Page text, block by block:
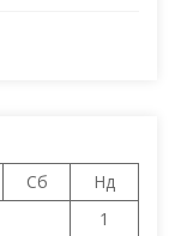
Сб
Нд
1